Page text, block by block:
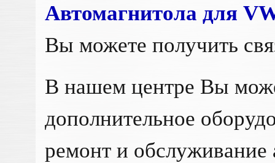
Автомагнитола для
Вы можете получить
В нашем центре Вы
дополнительное
ремонт и обслуживание